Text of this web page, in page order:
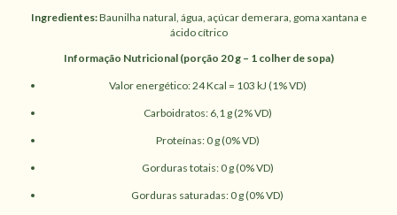
Ingredientes:Baunilha natural, água, açúcar demerara, goma xantana e
ácido cítrico
Informação Nutricional (porção 20 g – 1 colher de sopa)
Valor energético: 24 Kcal = 103 kJ (1% VD)
Carboidratos: 6,1 g (2% VD)
Proteínas: 0 g (0% VD)
Gorduras totais: 0 g (0% VD)
Gorduras saturadas: 0 g (0% VD)